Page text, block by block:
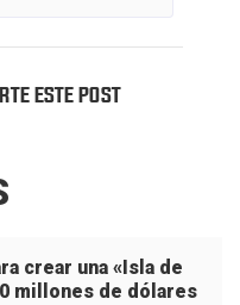
ESTE POST
crear una «Isla de
millones de dólares